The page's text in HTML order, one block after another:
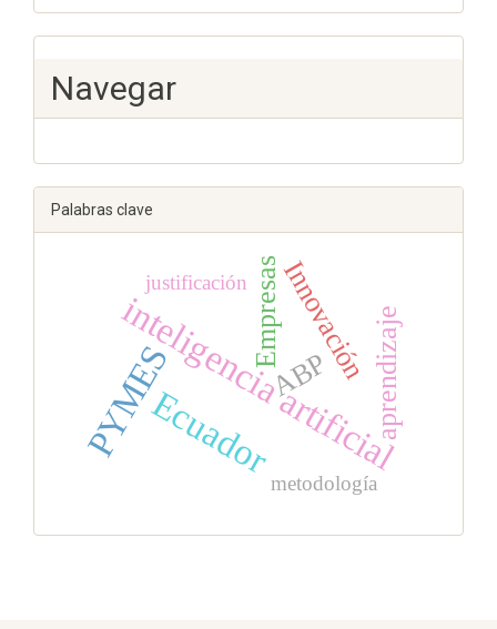
Navegar
Palabras clave
inteligencia artificial
PYMESEcuador
Innovación
ABP aprendizaje
Empresas
metodología
justificación